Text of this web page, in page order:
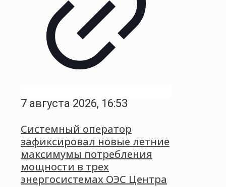
7 августа 2026, 16:53
Системный оператор
зафиксировал новые летние
максимумы потребления
мощности в трех
энергосистемах ОЭС Центра